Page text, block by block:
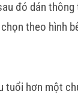
đó dán
theo hình
tuổi hơn một